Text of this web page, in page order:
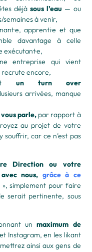
déjàsous l’eau — ou
semaines à venir,
apprenti·e et que
davantage à celle
exécutant·e,
entreprise qui vient
recrute encore,
un turn over
arrivées, manque
parle,par rapport à
au projet de votre
souffrir, car ce n’est pas
Direction ou votre
nous, grâce à ce
», simplement pour faire
serait pertinente, sous
unmaximum de
Instagram, en les likant
ainsi aux gens de